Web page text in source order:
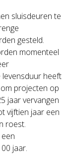
sluisdeuren te
gesteld.
momenteel
heeft
projecten op
jaar vervangen
vijftien jaar een
roest.
jaar.